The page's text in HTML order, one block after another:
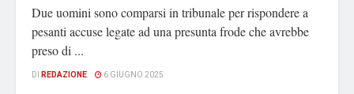
Due uomini sono comparsi in tribunale per rispondere a
pesanti accuse legate ad una presunta frode che avrebbe
preso di ...
DI REDAZIONE 6 GIUGNO 2025